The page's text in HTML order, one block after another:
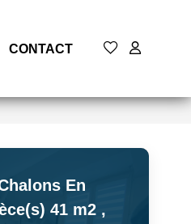
CONTACT
En
41 m2 ,